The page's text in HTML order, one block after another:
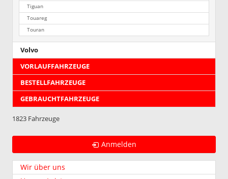
Tiguan
Touareg
Touran
Volvo
VORLAUFFAHRZEUGE
BESTELLFAHRZEUGE
GEBRAUCHTFAHRZEUGE
1823 Fahrzeuge
Anmelden
Wir über uns